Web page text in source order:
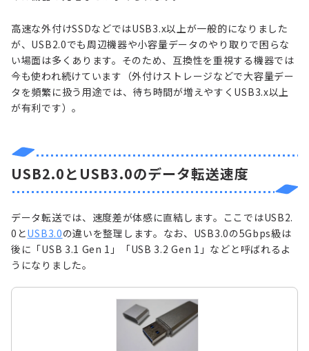
高速な外付けSSDなどではUSB3.x以上が一般的になりました
が、USB2.0でも周辺機器や小容量データのやり取りで困らな
い場面は多くあります。そのため、互換性を重視する機器では
今も使われ続けています（外付けストレージなどで大容量デー
タを頻繁に扱う用途では、待ち時間が増えやすくUSB3.x以上
が有利です）。
USB2.0とUSB3.0のデータ転送速度
データ転送では、速度差が体感に直結します。ここではUSB2.
0とUSB3.0の違いを整理します。なお、USB3.0の5Gbps級は
後に「USB 3.1 Gen 1」「USB 3.2 Gen 1」などと呼ばれるよ
うになりました。